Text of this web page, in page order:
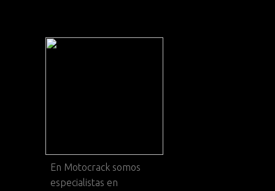
En Motocrack somos
especialistas en